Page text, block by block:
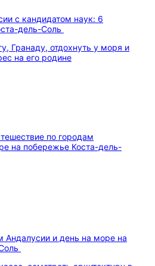
с кандидатом наук: 6
дель-Соль
Гранаду, отдохнуть у моря и
на его родине
Андалусии и день на море на